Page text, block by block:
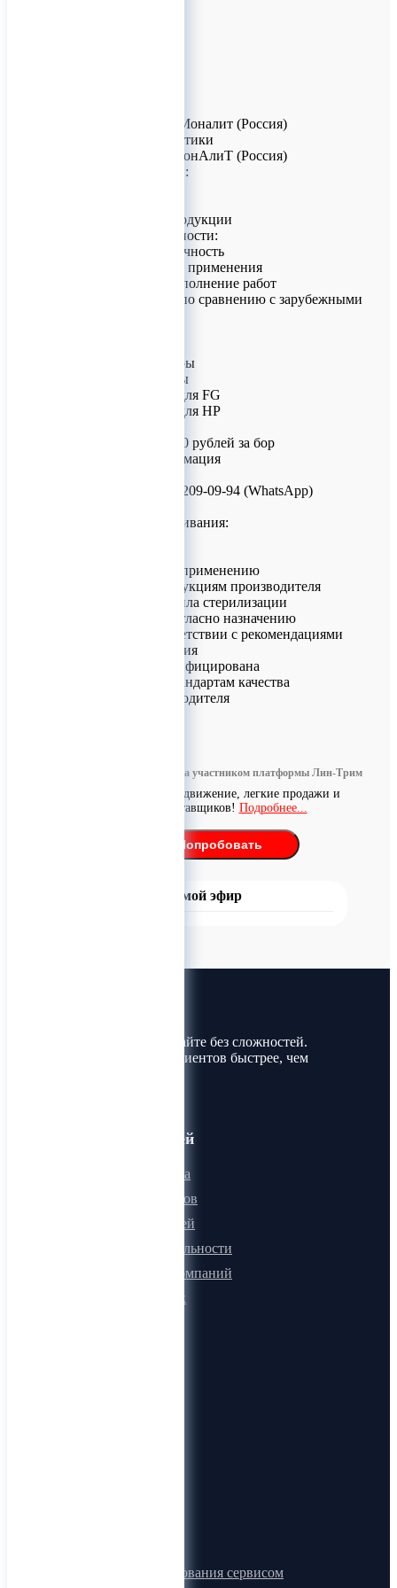
Спеченные боры Моналит (Россия)
Общие характеристики
Производитель: МонАлиТ (Россия)
Типы хвостовиков:
Преимущества продукции
Ключевые особенности:
• Высокая долговечность
• Универсальность применения
• Качественное исполнение работ
• Доступная цена по сравнению с зарубежными
• Шаровидные боры
• Обратные конусы
• Более 150 форм для FG
• Более 150 форм для HP
Стоимость: от 1200 рублей за бор
Контактная информация
Телефон: +7 (926) 209-09-94 (WhatsApp)
География обслуживания:
Рекомендации по применению
• Следовать инструкциям производителя
• Соблюдать правила стерилизации
• Использовать согласно назначению
• Хранить в соответствии с рекомендациями
Важные примечания
• Продукция сертифицирована
• Соответствие стандартам качества
• Гарантия производителя
Информация размещена участником платформы Лин-Трим
Бесплатное продвижение, легкие продажи и
поиск поставщиков! Подробнее...
Попробовать
Прямой эфир
Покупайте и продавайте без сложностей.
Найдите товары и клиентов быстрее, чем
Для пользователей
Онлайн визитка
Для поставщиков
Для покупателей
Программа лояльности
Микроблоги компаний
Быстрый поиск
Правила пользования сервисом